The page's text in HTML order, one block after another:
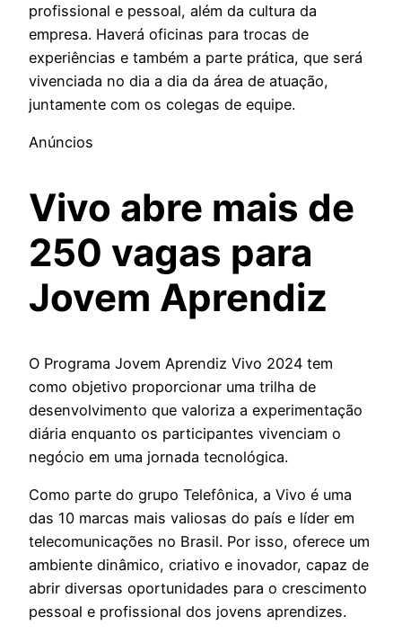
profissional e pessoal, além da cultura da
empresa. Haverá oficinas para trocas de
experiências e também a parte prática, que será
vivenciada no dia a dia da área de atuação,
juntamente com os colegas de equipe.
Anúncios
Vivo abre mais de
250 vagas para
Jovem Aprendiz
O Programa Jovem Aprendiz Vivo 2024 tem
como objetivo proporcionar uma trilha de
desenvolvimento que valoriza a experimentação
diária enquanto os participantes vivenciam o
negócio em uma jornada tecnológica.
Como parte do grupo Telefônica, a Vivo é uma
das 10 marcas mais valiosas do país e líder em
telecomunicações no Brasil. Por isso, oferece um
ambiente dinâmico, criativo e inovador, capaz de
abrir diversas oportunidades para o crescimento
pessoal e profissional dos jovens aprendizes.